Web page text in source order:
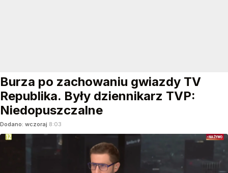
Burza po zachowaniu gwiazdy TV
Republika. Były dziennikarz TVP:
Niedopuszczalne
Dodano: wczoraj 8:03